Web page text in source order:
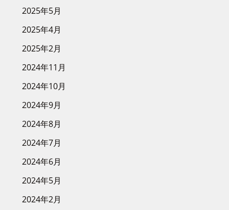
2025年5月
2025年4月
2025年2月
2024年11月
2024年10月
2024年9月
2024年8月
2024年7月
2024年6月
2024年5月
2024年2月